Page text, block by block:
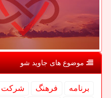
موضوع های جاوید شو
برنامه فرهنگ شركت